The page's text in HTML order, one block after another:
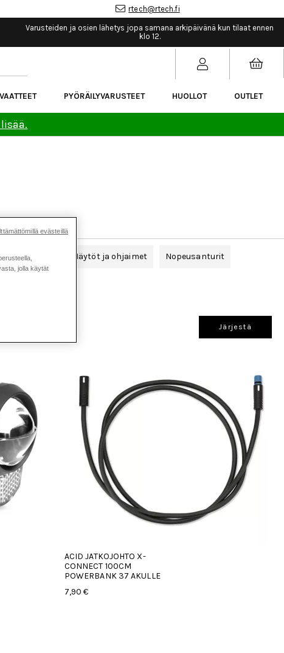
rtech@rtech.fi
Varusteiden ja osien lähetys jopa samana arkipäivänä kun tilaat ennen
klo 12.
PYÖRÄILYVARUSTEET HUOLLOT OUTLET
Näytöt ja ohjaimet Nopeusanturit
Järjestä
ACID JATKOJOHTO X-
CONNECT 100CM
POWERBANK 37 AKULLE
7,90 €
jolla käytät
evästeillä